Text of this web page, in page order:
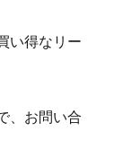
い得なリー
、お問い合